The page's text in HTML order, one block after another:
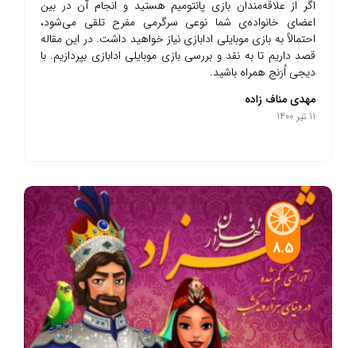
اگر از علاقه‌مندان بازی پانتومیم هستید و انجام آن در بین
اعضای خانواده‌ی شما نوعی سرگرمی مفرح تلقی می‌شود،
احتمالاً به بازی موبایلی ادابازی نیاز خواهید داشت. در این مقاله
قصد داریم تا به نقد و بررسی بازی موبایلی ادابازی بپردازیم. با
دیجی اُرَنج همراه باشید.
مهدی مناف زاده
11 تیر 1400
8.5